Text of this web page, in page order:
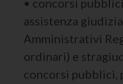
• concorsi
assistenza
Amministrativi
ordinari) e
concorsi pubblici,